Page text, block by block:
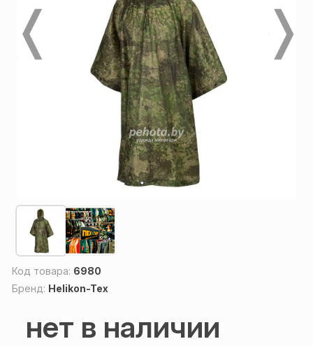
Код товара: 6980
Бренд: Helikon-Tex
нет в наличии